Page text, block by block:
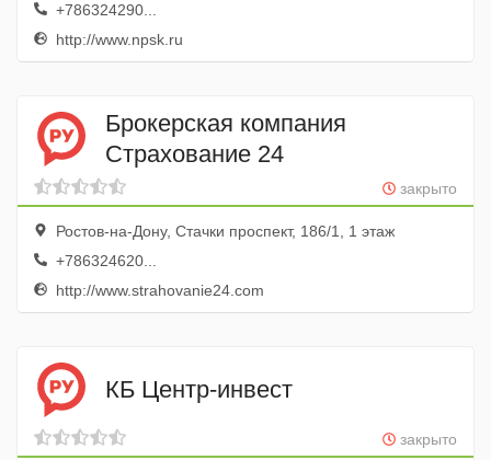
+786324290...
http://www.npsk.ru
Брокерская компания
Страхование 24
закрыто
Ростов-на-Дону, Стачки проспект, 186/1, 1 этаж
+786324620...
http://www.strahovanie24.com
КБ Центр-инвест
закрыто